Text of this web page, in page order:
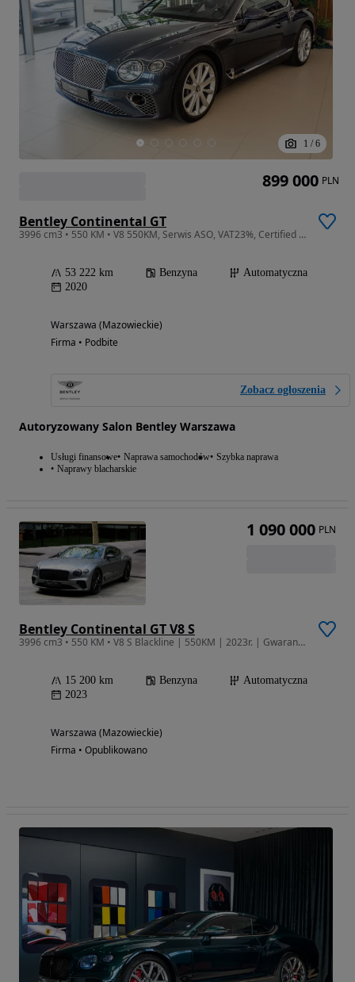
1 / 6
Bentley Continental GT
3996 cm3 • 550 KM • V8 550KM, Serwis ASO, VAT23%, Certified by Bentley
53 222 km Benzyna
Automatyczna
2020
Warszawa (Mazowieckie)
Firma • Podbite
Zobacz ogłoszenia
Autoryzowany Salon Bentley Warszawa
Usługi finansowe Naprawa samochodów Szybka naprawa
Naprawy blacharskie
899 000 PLN
Bentley Continental GT V8 S
3996 cm3 • 550 KM • V8 S Blackline | 550KM | 2023r. | Gwarancja do 06.2027r.
15 200 km Benzyna
Automatyczna
2023
Warszawa (Mazowieckie)
Firma • Opublikowano
1 090 000 PLN